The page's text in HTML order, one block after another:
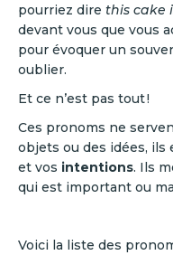
pourriez dire this cake
devant vous que vous
pour évoquer un
oublier.
Et ce n’est pas tout !
Ces pronoms ne
objets ou des idées, ils
et vos intentions. Ils
qui est important ou
Voici la liste des